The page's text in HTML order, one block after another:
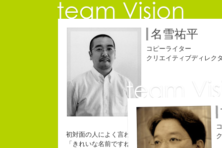
小
コピ
名雪祐平
コピーライター
クリエイティブディレク
初対面の人によく言われる。
「きれいな名前ですね」